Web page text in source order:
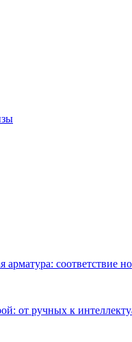
арматура: соответствие
от ручных к